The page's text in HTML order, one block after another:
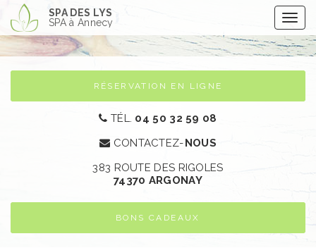
Aller
au
contenu
principal
SPA DES LYS
SPA à Annecy
RÉSERVATION EN LIGNE
TÉL. 04 50 32 59 08
CONTACTEZ-NOUS
383 ROUTE DES RIGOLES
74370 ARGONAY​
BONS CADEAUX